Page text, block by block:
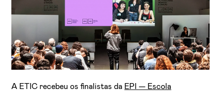
A ETIC recebeu os finalistas da EPI — Escola